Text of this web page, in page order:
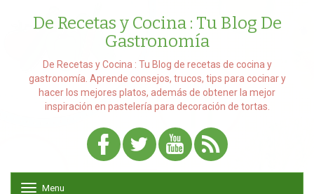
De Recetas y Cocina : Tu Blog De
Gastronomía
De Recetas y Cocina : Tu Blog de recetas de cocina y
gastronomía. Aprende consejos, trucos, tips para cocinar y
hacer los mejores platos, además de obtener la mejor
inspiración en pastelería para decoración de tortas.
Menu